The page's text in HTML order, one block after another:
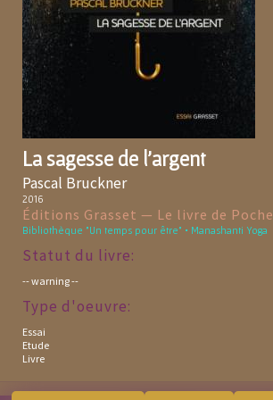
La sagesse de l'argent
Pascal Bruckner
2016
Éditions Grasset — Le livre de Poche
Bibliothèque "Un temps pour être" • Manashanti Yoga
Statut du livre:
-- warning --
Type d'oeuvre:
Essai
Etude
Livre